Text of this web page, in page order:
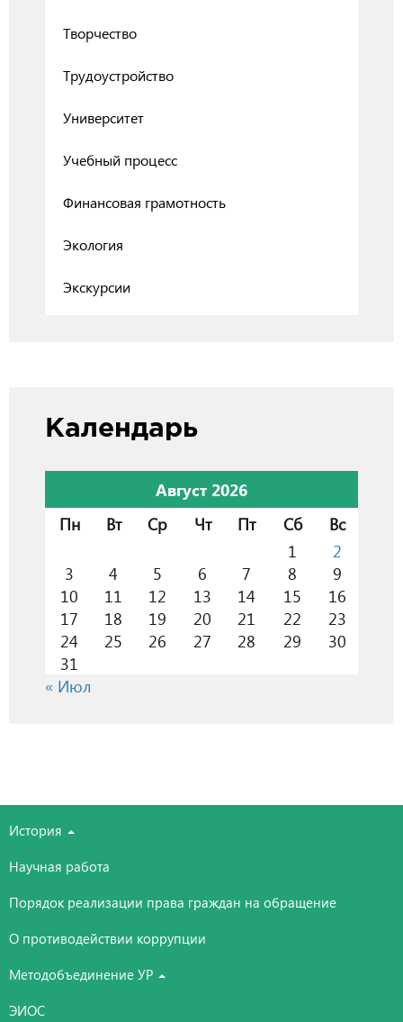
Творчество
Трудоустройство
Университет
Учебный процесс
Финансовая грамотность
Экология
Экскурсии
Календарь
Август 2026
Пн
Вт Ср Чт Пт Сб
Вс
1
2
3
4 5 6 7 8
9
10
11 12 13 14 15
16
17
18 19 20 21 22
23
24
25 26 27 28 29
30
31
« Июл
История
Научная работа
Порядок реализации права граждан на обращение
О противодействии коррупции
Методобъединение УР
ЭИОС